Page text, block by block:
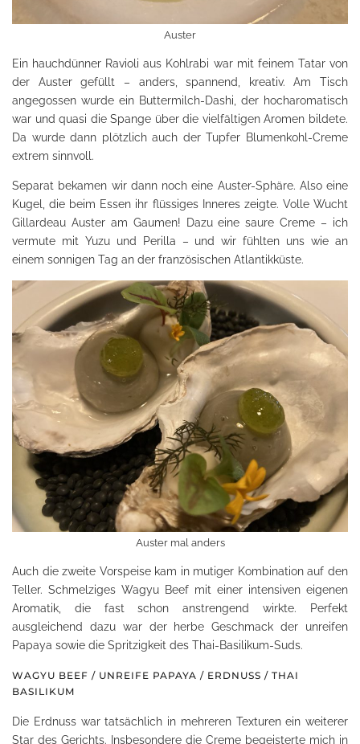
Auster
Ein hauchdünner Ravioli aus Kohlrabi war mit feinem Tatar von
der Auster gefüllt – anders, spannend, kreativ. Am Tisch
angegossen wurde ein Buttermilch-Dashi, der hocharomatisch
war und quasi die Spange über die vielfältigen Aromen bildete.
Da wurde dann plötzlich auch der Tupfer Blumenkohl-Creme
extrem sinnvoll.
Separat bekamen wir dann noch eine Auster-Sphäre. Also eine
Kugel, die beim Essen ihr flüssiges Inneres zeigte. Volle Wucht
Gillardeau Auster am Gaumen! Dazu eine saure Creme – ich
vermute mit Yuzu und Perilla – und wir fühlten uns wie an
einem sonnigen Tag an der französischen Atlantikküste.
Auster mal anders
Auch die zweite Vorspeise kam in mutiger Kombination auf den
Teller. Schmelziges Wagyu Beef mit einer intensiven eigenen
Aromatik, die fast schon anstrengend wirkte. Perfekt
ausgleichend dazu war der herbe Geschmack der unreifen
Papaya sowie die Spritzigkeit des Thai-Basilikum-Suds.
WAGYU BEEF / UNREIFE PAPAYA / ERDNUSS / THAI
BASILIKUM
Die Erdnuss war tatsächlich in mehreren Texturen ein weiterer
Star des Gerichts. Insbesondere die Creme begeisterte mich in